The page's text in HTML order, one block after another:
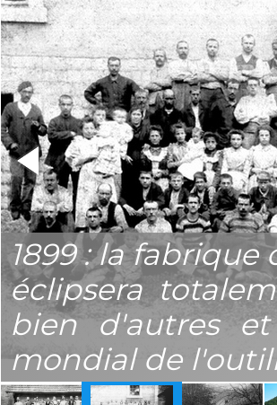
1899 : la fabrique
éclipsera
bien d'autres
mondial de